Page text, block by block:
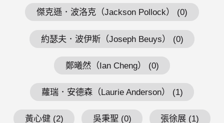
傑克遜．波洛克（Jackson Pollock） (0)
約瑟夫．波伊斯（Joseph Beuys） (0)
鄭曦然（Ian Cheng） (0)
蘿瑞．安德森（Laurie Anderson） (1)
黃心健 (2) 吳秉聖 (0) 張徐展 (1)